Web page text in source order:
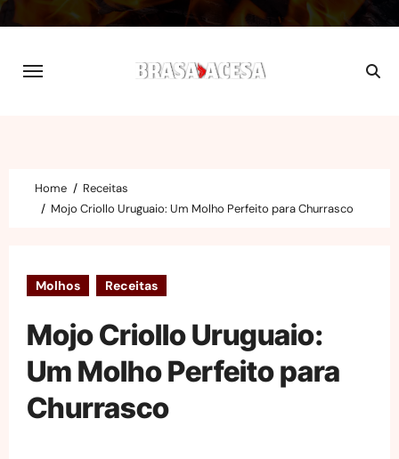
Skip
content
Home
Receitas
Mojo Criollo Uruguaio: Um Molho Perfeito para Churrasco
Molhos Receitas
Mojo Criollo Uruguaio:
Um Molho Perfeito para
Churrasco